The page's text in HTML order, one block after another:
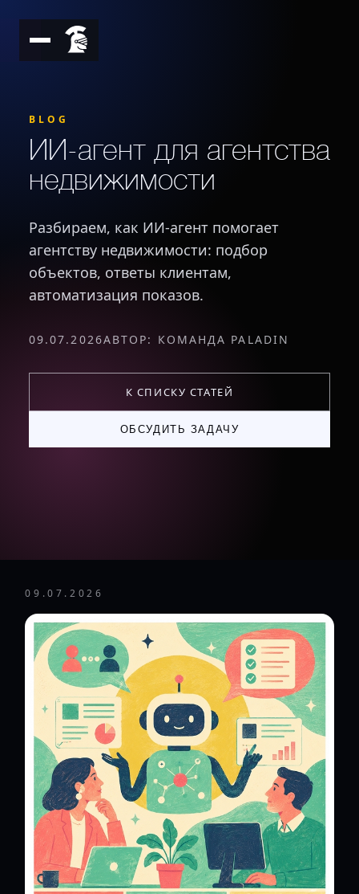
BLOG
ИИ-агент для агентства
недвижимости
Разбираем, как ИИ-агент помогает
агентству недвижимости: подбор
объектов, ответы клиентам,
автоматизация показов.
09.07.2026АВТОР: КОМАНДА PALADIN
К СПИСКУ СТАТЕЙ
ОБСУДИТЬ ЗАДАЧУ
09.07.2026